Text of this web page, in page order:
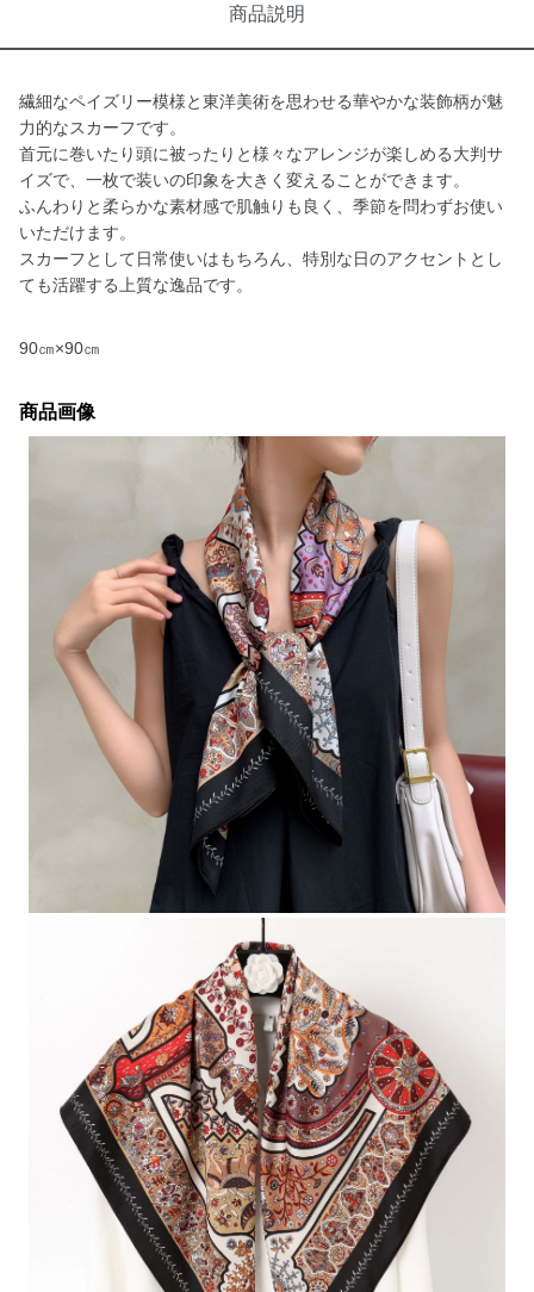
商品説明
繊細なペイズリー模様と東洋美術を思わせる華やかな装飾柄が魅
力的なスカーフです。
首元に巻いたり頭に被ったりと様々なアレンジが楽しめる大判サ
イズで、一枚で装いの印象を大きく変えることができます。
ふんわりと柔らかな素材感で肌触りも良く、季節を問わずお使い
いただけます。
スカーフとして日常使いはもちろん、特別な日のアクセントとし
ても活躍する上質な逸品です。
90㎝×90㎝
商品画像